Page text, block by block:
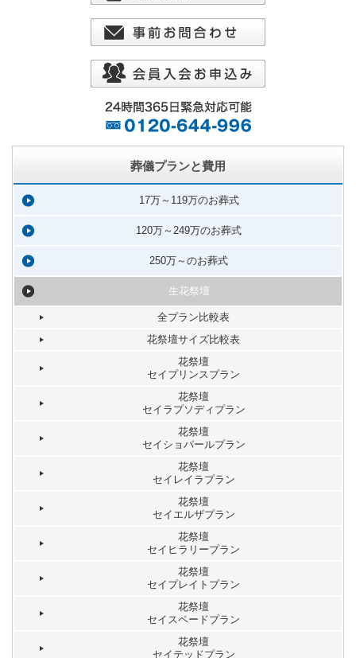
葬儀プランと費用
17万～119万のお葬式
120万～249万のお葬式
250万～のお葬式
生花祭壇
全プラン比較表
花祭壇サイズ比較表
花祭壇
セイプリンスプラン
花祭壇
セイラプソディプラン
花祭壇
セイショパールプラン
花祭壇
セイレイラプラン
花祭壇
セイエルザプラン
花祭壇
セイヒラリープラン
花祭壇
セイプレイトプラン
花祭壇
セイスペードプラン
花祭壇
セイテッドプラン